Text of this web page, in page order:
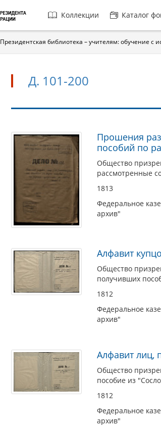
Главная
навигация
Коллекции Каталог
Президентская библиотека – учителям: обучение с
Д. 101-200
Д.
101-
200
Прошения
пособий по
Общество
рассмотренные
1813
Федеральное
архив"
Алфавит
Общество
получивших
1812
Федеральное
архив"
Алфавит лиц,
Общество
пособие из
1812
Федеральное
архив"